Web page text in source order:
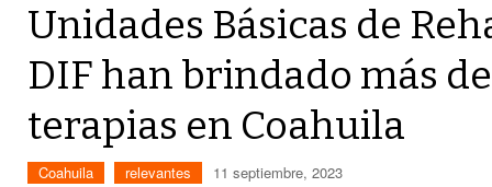
Unidades Básicas de
DIF han brindado más
terapias en Coahuila
Coahuila relevantes 11 septiembre, 2023